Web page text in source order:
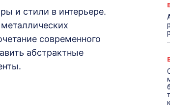
и стили в интерьере.
современного
абстрактные